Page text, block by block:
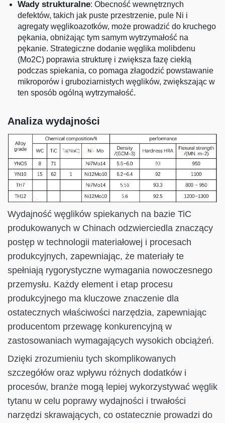
Wady strukturalne: Obecność wewnętrznych
defektów, takich jak puste przestrzenie, pule Ni i
agregaty węglikoazotków, może prowadzić do kruchego
pękania, obniżając tym samym wytrzymałość na
pękanie. Strategiczne dodanie węglika molibdenu
(Mo2C) poprawia strukturę i zwiększa fazę ciekłą
podczas spiekania, co pomaga złagodzić powstawanie
mikroporów i gruboziarnistych węglików, zwiększając w
ten sposób ogólną wytrzymałość.
Analiza wydajności
Wydajność węglików spiekanych na bazie TiC
produkowanych w Chinach odzwierciedla znaczący
postęp w technologii materiałowej i procesach
produkcyjnych, zapewniając, że materiały te
spełniają rygorystyczne wymagania nowoczesnego
przemysłu. Każdy element i etap procesu
produkcyjnego ma kluczowe znaczenie dla
ostatecznych właściwości narzędzia, zapewniając
producentom przewagę konkurencyjną w
zastosowaniach wymagających wysokich obciążeń.
Dzięki zrozumieniu tych skomplikowanych
szczegółów oraz wpływu różnych dodatków i
procesów, branże mogą lepiej wykorzystywać węglik
tytanu w celu poprawy wydajności i trwałości
narzędzi skrawających, co ostatecznie prowadzi do